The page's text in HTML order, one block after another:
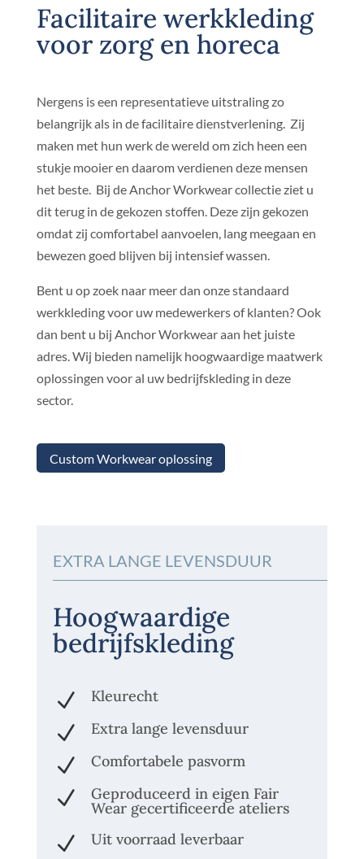
Facilitaire werkkleding
voor zorg en horeca
Nergens is een representatieve uitstraling zo
belangrijk als in de facilitaire dienstverlening. Zij
maken met hun werk de wereld om zich heen een
stukje mooier en daarom verdienen deze mensen
het beste. Bij de Anchor Workwear collectie ziet u
dit terug in de gekozen stoffen. Deze zijn gekozen
omdat zij comfortabel aanvoelen, lang meegaan en
bewezen goed blijven bij intensief wassen.
Bent u op zoek naar meer dan onze standaard
werkkleding voor uw medewerkers of klanten? Ook
dan bent u bij Anchor Workwear aan het juiste
adres. Wij bieden namelijk hoogwaardige maatwerk
oplossingen voor al uw bedrijfskleding in deze
sector.
Custom Workwear oplossing
EXTRA LANGE LEVENSDUUR
Hoogwaardige
bedrijfskleding
N Kleurecht
N Extra lange levensduur
N Comfortabele pasvorm
N Geproduceerd in eigen Fair
Wear gecertificeerde ateliers
N Uit voorraad leverbaar